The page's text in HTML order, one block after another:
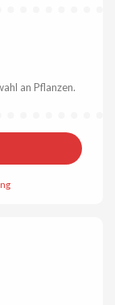
an Pflanzen.